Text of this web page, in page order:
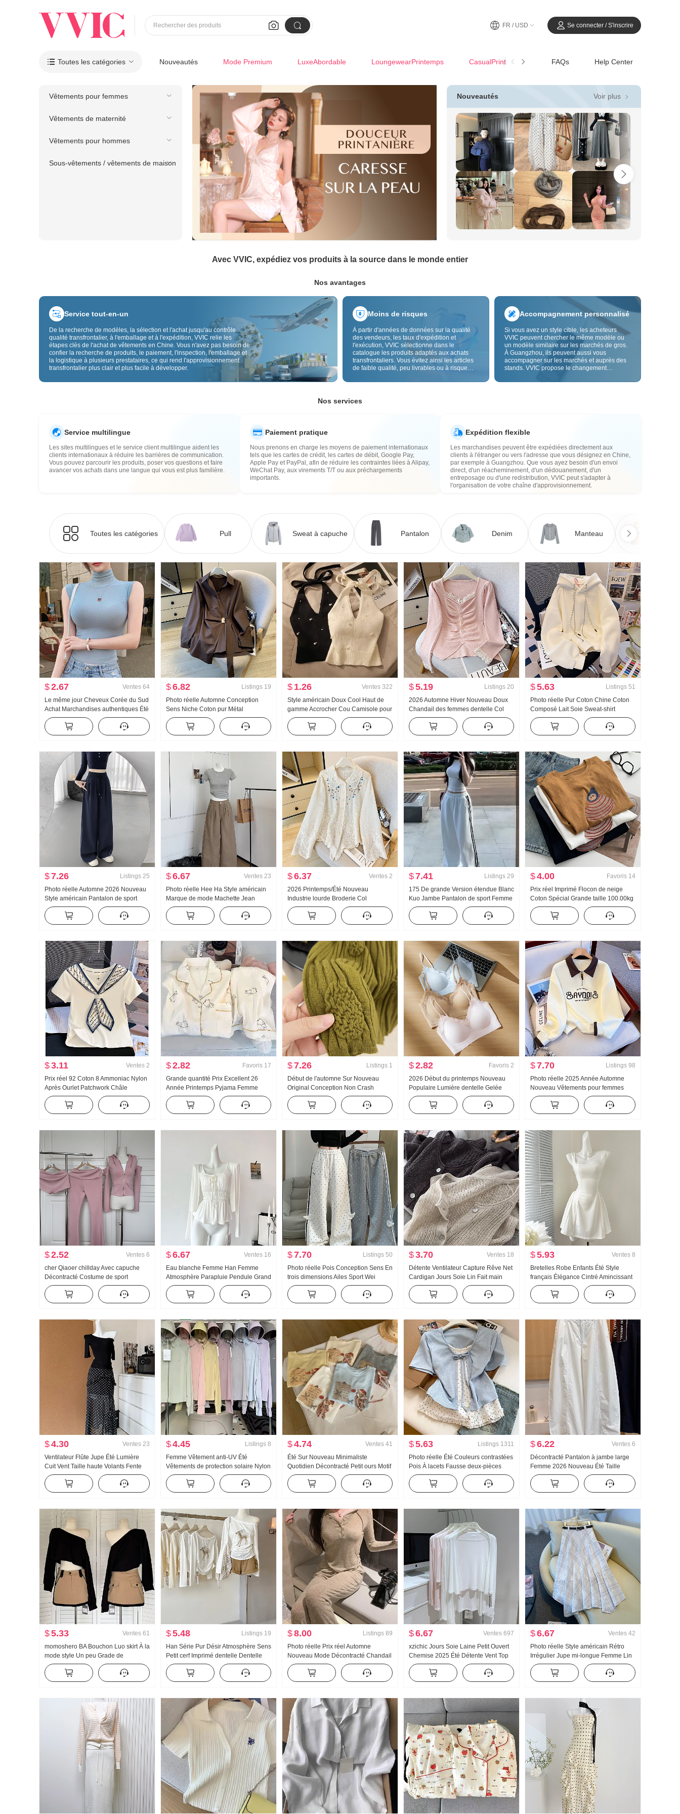
 
Rechercher des produits FR / USD Se connecter / S'inscrire
 Toutes les catégories Nouveautés Mode Premium LuxeAbordable LoungewearPrintemps CasualPrintemps-Été FAQs Help Center
Vêtements pour femmes
Vêtements de maternité
Vêtements pour hommes
Sous-vêtements / vêtements de maison
Nouveautés Voir plus 
Avec VVIC, expédiez vos produits à la source dans le monde entier
Nos avantages
Service tout-en-un
De la recherche de modèles, la sélection et l'achat jusqu'au contrôle
qualité transfrontalier, à l'emballage et à l'expédition, VVIC relie les
étapes clés de l'achat de vêtements en Chine. Vous n'avez pas besoin de
confier la recherche de produits, le paiement, l'inspection, l'emballage et
la logistique à plusieurs prestataires, ce qui rend l'approvisionnement
transfrontalier plus clair et plus facile à développer.
Moins de risques
À partir d'années de données sur la qualité
des vendeurs, les taux d'expédition et
l'exécution, VVIC sélectionne dans le
catalogue les produits adaptés aux achats
transfrontaliers. Vous évitez ainsi les articles
de faible qualité, peu livrables ou à risque
Le contrôle qualité transfrontalier et les
risques de qualité, douane et après-vente.
Accompagnement personnalisé
Si vous avez un style cible, les acheteurs
VVIC peuvent chercher le même modèle ou
un modèle similaire sur les marchés de gros.
À Guangzhou, ils peuvent aussi vous
accompagner sur les marchés et auprès des
stands. VVIC propose le changement
la personnalisation OEM par image ou
Nos services
Service multilingue
Les sites multilingues et le service client multilingue aident les
clients internationaux à réduire les barrières de communication.
Vous pouvez parcourir les produits, poser vos questions et faire
avancer vos achats dans une langue qui vous est plus familière.
Paiement pratique
Nous prenons en charge les moyens de paiement internationaux
tels que les cartes de crédit, les cartes de débit, Google Pay,
Apple Pay et PayPal, afin de réduire les contraintes liées à Alipay,
WeChat Pay, aux virements T/T ou aux préchargements
importants.
Expédition flexible
Les marchandises peuvent être expédiées directement aux
clients à l'étranger ou vers l'adresse que vous désignez en Chine,
par exemple à Guangzhou. Que vous ayez besoin d'un envoi
direct, d'un réacheminement, d'un dédouanement, d'un
entreposage ou d'une redistribution, VVIC peut s'adapter à
l'organisation de votre chaîne d'approvisionnement.
Toutes les catégories Pull Sweat à capuche Pantalon Denim Manteau
$2.67 Ventes 64
Le même jour Cheveux Corée du Sud
Achat Marchandises authentiques Été
Nouveau an659 Super hao Regardez
Conch Couleur Micro Transparent Col
roulé Base T-shirt
$6.82 Listings 19
Photo réelle Automne Conception
Sens Niche Coton pur Métal
Décoration Cintré Amincissant Ample
Manches longues Chemise Top des
femmes
$ 1.26 Ventes 322
Style américain Doux Cool Haut de
gamme Accrocher Cou Camisole pour
femmes Été Port extérieur À l'intérieur
Match T-shirt de base Style pin-up
Tricoté Bandeau bustier Top
$5.19 Listings 20
2026 Automne Hiver Nouveau Doux
Chandail des femmes dentelle Col
roulé Épais Pull en tricot Femme
Conception Sens dentelle Manches
longues Top
$5.63 Listings 51
Photo réelle Pur Coton Chine Coton
Composé Lait Soie Sweat-shirt
Femme Version légère 2025 Automne
Nouveau Avec capuche Manches
longues T-shirt Top
$7.26 Listings 25
Photo réelle Automne 2026 Nouveau
Style américain Pantalon de sport
Femme Taille basse Ample Détente
Kuo Jambe Décontracté Wei Pantalon
Pantalon large Fils
$6.67 Ventes 23
Photo réelle Hee Ha Style américain
Marque de mode Machette Jean
Ample Kuo Jambe Décontracté
Pantalon
$6.37 Ventes 2
2026 Printemps/Été Nouveau
Industrie lourde Broderie Col
Claudine Chemise pour femmes Style
français Rétro Protection solaire
Cardigan
$7.41 Listings 29
175 De grande Version étendue Blanc
Kuo Jambe Pantalon de sport Femme
Printemps et automne Nouveau
Polyvalent Rayures Décontracté
Traîne Pantalon
$4.00 Favoris 14
Prix réel Imprimé Flocon de neige
Coton Spécial Grande taille 100.00kg
À la mode Niche Cartoon Col rond
Manches courtes
$3.11 Ventes 2
Prix réel 92 Coton 8 Ammoniac Nylon
Après Ourlet Patchwork Châle
Foulard en soie Ajusté Col en V
Manches courtes T-shirt Femme
$2.82 Favoris 17
Grande quantité Prix Excellent 26
Année Printemps Pyjama Femme
Nouveau Nuages Coton Manches
longues Petit Col rabattu Homewear
Ensemble Streaming en direct Élevé
$7.26 Listings 1
Début de l'automne Sur Nouveau
Original Conception Non Crash
Chemise Industrie lourde Jacquard
Tricoté Top Femme Automne Nouveau
Amincissant
$2.82 Favoris 2
2026 Début du printemps Nouveau
Populaire Lumière dentelle Gelée
Colle Bande Corset À l'intérieur
Ceinture Poitrine Pad Amincissant
Gilet pour les femmes
$7.70 Listings 98
Photo réelle 2025 Année Automne
Nouveau Vêtements pour femmes
Sweat-shirt Réduction de l'âge Moitié
Fermeture éclair Mode Col polo
Décontracté Polyvalent Amincissant
$2.52 Ventes 6
cher Qiaoer chillday Avec capuche
Décontracté Costume de sport
Femme Printemps Épaules dénudées
Manteau Pantalon évasé Ensemble
trois pièces
$6.67 Ventes 16
Eau blanche Femme Han Femme
Atmosphère Parapluie Pendule Grand
u Collier Bretelles Deux Porter
Conception Sens Cardigan Femme
Été Amincissant Bretelles Top
$7.70 Listings 50
Photo réelle Pois Conception Sens En
trois dimensions Ailes Sport Wei
Pantalon Femme Nouveau Lumière
Asie Vent Ample Droit Amincissant
Pantalon décontracté
$3.70 Ventes 18
Détente Ventilateur Capture Rêve Net
Cardigan Jours Soie Lin Fait main
Choisissez Trou Ajouré Tricoté
Cardigan Femme Climatiseur
Chemise de protection solaire
$5.93 Ventes 8
Bretelles Robe Enfants Été Style
français Élégance Cintré Amincissant
Robe débardeur Mini-jupe
$4.30 Ventes 23
Ventilateur Flûte Jupe Été Lumière
Cuit Vent Taille haute Volants Fente
Noir Pois Jupe mi-longue Jours Soie
Oblique Épaule Vêtements
$4.45 Listings 8
Femme Vêtement anti-UV Été
Vêtements de protection solaire Nylon
Version légère Glace Soie Respirant
Manteau Ample Grande taille Sweat à
capuche
$4.74 Ventes 41
Été Sur Nouveau Minimaliste
Quotidien Décontracté Petit ours Motif
Nœud papillon Ample Niche Manches
courtes T-shirt Style coréen Tricoté
Top
$5.63 Listings 1311
Photo réelle Été Couleurs contrastées
Pois À lacets Fausse deux-pièces
Manches courtes T-shirt Femme Été
Nouveau Style sucré Niche Top
$6.22 Ventes 6
Décontracté Pantalon à jambe large
Femme 2026 Nouveau Été Taille
haute Amincissant Grande taille Petite
taille Minimaliste Ample Neuf points
Machette Pantalon
$5.33 Ventes 61
momoshero BA Bouchon Luo skirt À la
mode style Un peu Grade de
Vêtement de travail Bicolore Jupe
courte
$5.48 Listings 19
Han Série Pur Désir Atmosphère Sens
Petit cerf Imprimé dentelle Dentelle
Oblique Épaule T-shirt Épaules
dénudées Top
$8.00 Listings 89
Photo réelle Prix réel Automne
Nouveau Mode Décontracté Chandail
à capuchon Wei Pantalon Amincissant
Ensemble Costume de sport Femme
Tendance
$6.67 Ventes 697
xzichic Jours Soie Laine Petit Ouvert
Chemise 2025 Été Détente Vent Top
Nouveau Tricoté Automne Épaule Fin
Manteau pour les femmes
$6.67 Ventes 42
Photo réelle Style américain Rétro
Irrégulier Jupe mi-longue Femme Lin
Robe mi-longue À carreaux Jupe
trapèze Irrégulier Queue de poisson
Pendule Jupe